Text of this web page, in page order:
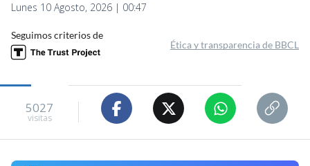
Lunes 10 Agosto, 2026 | 00:47
Seguimos criterios de
Ética y transparencia de BBCL
5027
visitas